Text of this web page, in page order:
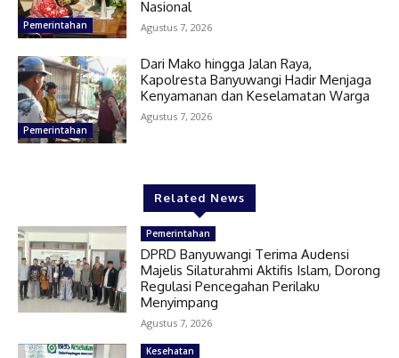
Pemerintahan
Nasional
Agustus 7, 2026
Pemerintahan
Dari Mako hingga Jalan Raya,
Kapolresta Banyuwangi Hadir Menjaga
Kenyamanan dan Keselamatan Warga
Agustus 7, 2026
Related News
Pemerintahan
DPRD Banyuwangi Terima Audensi
Majelis Silaturahmi Aktifis Islam, Dorong
Regulasi Pencegahan Perilaku
Menyimpang
Agustus 7, 2026
Kesehatan